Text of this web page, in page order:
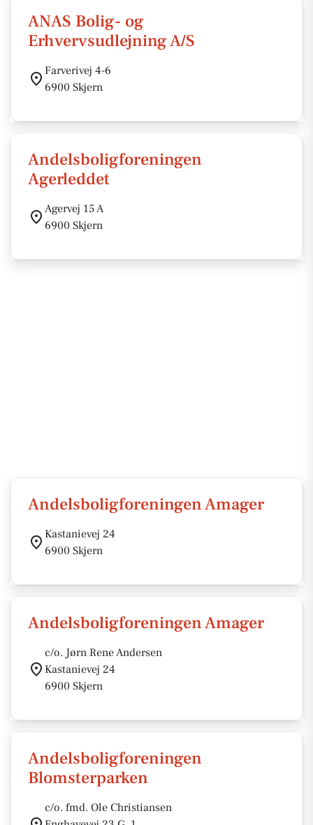
ANAS Bolig- og
Erhvervsudlejning A/S
Farverivej 4-6
6900 Skjern
Andelsboligforeningen
Agerleddet
Agervej 15 A
6900 Skjern
Andelsboligforeningen Amager
Kastanievej 24
6900 Skjern
Andelsboligforeningen Amager
c/o. Jørn Rene Andersen
Kastanievej 24
6900 Skjern
Andelsboligforeningen
Blomsterparken
c/o. fmd. Ole Christiansen